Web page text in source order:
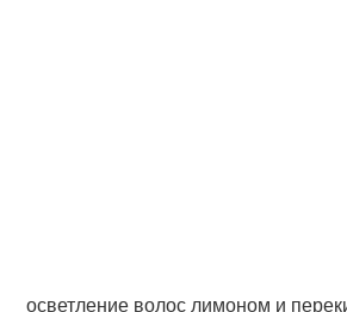
осветление волос лимоном и